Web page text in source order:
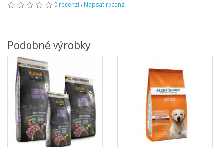
0 recenzí/ Napsat recenzi
Podobné výrobky